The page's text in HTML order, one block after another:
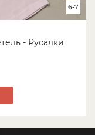
- Русалки
6-7